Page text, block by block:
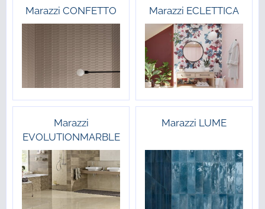
Marazzi CONFETTO Marazzi ECLETTICA
Marazzi
EVOLUTIONMARBLE
Marazzi LUME